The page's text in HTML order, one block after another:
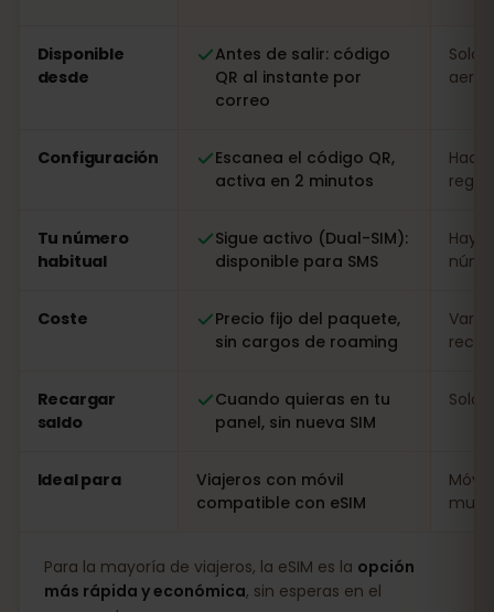
Disponible
desde
Antes de salir: código
QR al instante por
correo
Solo
Configuración
Escanea el código QR,
activa en 2 minutos
Tu número
habitual
Sigue activo (Dual-SIM):
disponible para SMS
Hay
Coste
Precio fijo del paquete,
sin cargos de roaming
Recargar
saldo
Cuando quieras en tu
panel, sin nueva SIM
Solo
Ideal para
Viajeros con móvil
compatible con eSIM
muy
Para la mayoría de viajeros, la eSIM es la opción
más rápida y económica, sin esperas en el